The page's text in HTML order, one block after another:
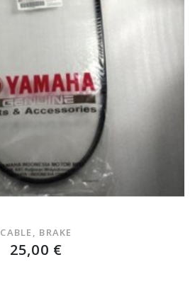
CABLE, BRAKE
25,00 €